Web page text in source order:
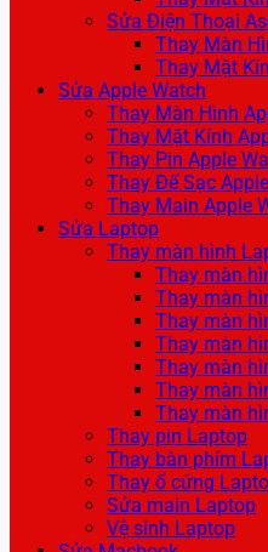
Sửa Điện Thoại
Thay Màn
Thay Mặt
Sửa Apple Watch
Thay Màn Hình
Thay Mặt Kính
Thay Pin Apple
Thay Đế Sạc
Thay Main Apple
Sửa Laptop
Thay màn hình
Thay màn
Thay màn
Thay màn
Thay màn
Thay màn
Thay màn
Thay màn
Thay pin Laptop
Thay bàn phím
Thay ổ cứng
Sửa main Laptop
Vệ sinh Laptop